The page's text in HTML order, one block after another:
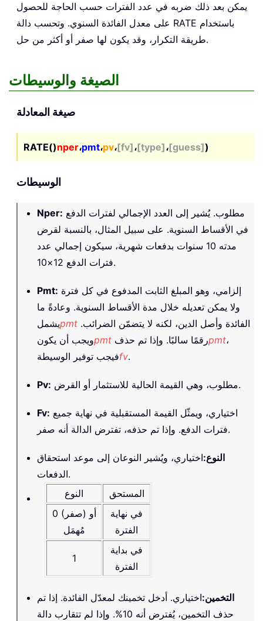
يمكن بعد ذلك ضربه في عدد الفترات حسب الحاجة للحصول
على معدل الفائدة السنوي. وتحسب دالة RATE باستخدام
طريقة التكرار، وقد يكون لها صفر أو أكثر من حل.
الصيغة والوسيطات
صيغة المعادلة
RATE()nper،pmt،pv،[fv]،[type]،[guess])
الوسيطات
Nper:
في الأقساط السنوية. على سبيل المثال، بالنسبة لقرض
مدته 10 سنوات بدفعات شهرية، سيكون إجمالي عدد
فترات الدفع 12×10.
Pmt:
ولا يمكن تعديله خلال مدة الأقساط السنوية. وعادةً ما
يشملpmt
ويجب أن يكونpmt رقمًا سالبًا. وإذا تم حذفpmt،
فيجب توفير الوسيطةfv.
Pv: مطلوب، وهي القيمة الحالية للاستثمار أو القرض.
Fv:
فترات الدفع. وإذا تم حذفه، تفترض الدالة أنه صفر.
النوع:اختياري، ويُشير النوعان إلى موعد استحقاق
الدفعات.
النوع
المستحق
0 (صفر) أو
مُهمَل
في نهاية
الفترة
1
في بداية
الفترة
التخمين:اختياري. أدخل تخمينك لمعدّل الفائدة. إذا تم
حذف التخمين، يُفترض أنه 10%. وإذا لم تتقارب دالة